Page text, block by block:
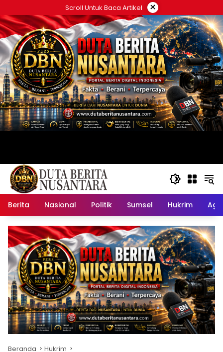
ke
konten
Scroll Untuk Baca Artikel ×
Berita Nasional Politik Sumsel Hukrim
Beranda Hukrim